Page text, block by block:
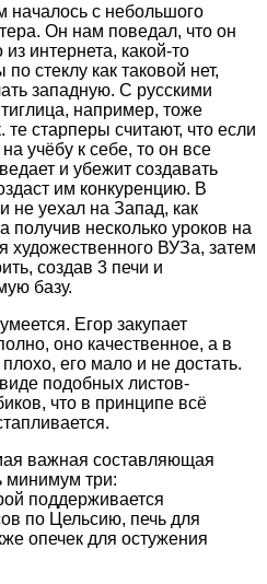
началось с небольшого
Он нам поведал, что он
интернета, какой-то
стеклу как таковой нет,
западную. С русскими
например, тоже
старперы считают, что если
учёбу к себе, то он все
и убежит создавать
им конкуренцию. В
не уехал на Запад, как
получив несколько уроков на
художественного ВУЗа, затем
создав 3 печи и
базу.
Егор закупает
оно качественное, а в
его мало и не достать.
подобных листов-
что в принципе всё
важная составляющая
минимум три:
поддерживается
по Цельсию, печь для
опечек для остужения